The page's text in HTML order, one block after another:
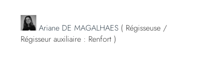
Ariane DE MAGALHAES ( Régisseuse /
Régisseur auxiliaire : Renfort )